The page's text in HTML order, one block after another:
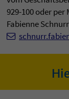
929-100 oder per
Fabienne